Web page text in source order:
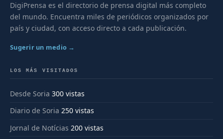
DigiPrensa es el directorio de prensa digital más completo
del mundo. Encuentra miles de periódicos organizados por
país y ciudad, con acceso directo a cada publicación.
Sugerir un medio →
LOS MÁS VISITADOS
Desde Soria 300 vistas
Diario de Soria 250 vistas
Jornal de Notícias 200 vistas